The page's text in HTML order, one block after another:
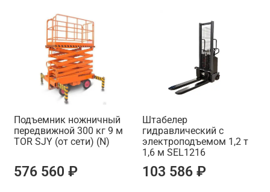
Подъемник ножничный
передвижной 300 кг 9 м
TOR SJY (от сети) (N)
576 560 ₽
Штабелер
гидравлический с
электроподъемом 1,2 т
1,6 м SEL1216
103 586 ₽